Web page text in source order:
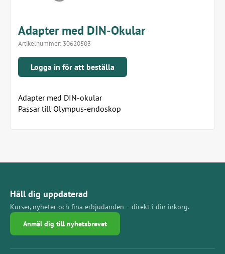
Adapter med DIN-Okular
Artikelnummer: 30620503
Logga in för att beställa
Adapter med DIN-okular
Passar till Olympus-endoskop
Håll dig uppdaterad
Kurser, nyheter och fina erbjudanden – direkt i din inkorg.
Anmäl dig till nyhetsbrevet